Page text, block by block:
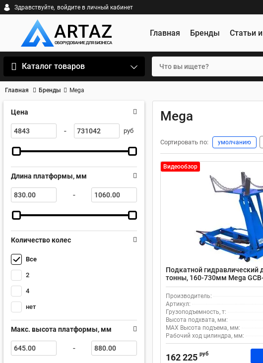
Здравствуйте, войдите в личный кабинет
Главная Бренды Статьи
Каталог товаров
Главная Бренды Mega
Цена
- руб
Длина платформы, мм
-
Количество колес
Все
2
4
нет
Макс. высота платформы, мм
-
Mega
Сортировать по: умолчанию
Видеообзор
Подкатной гидравлический
тонны, 160-730мм Mega
Производитель:
Артикул:
Грузоподъемность, т:
Высота подхвата, мм:
MAX Высота подъема, мм:
Рабочий ход цилиндра, мм:
162 225 руб